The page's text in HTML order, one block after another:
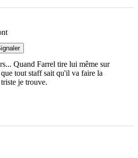
Quand Farrel tire lui même sur
que tout staff sait qu'il va faire la
je trouve.